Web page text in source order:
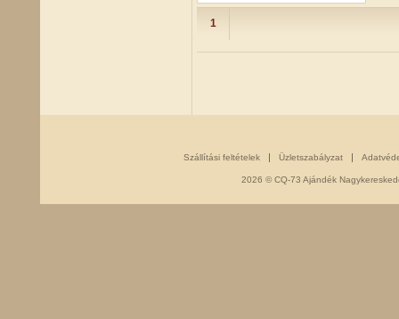
1
Szállítási feltételek Üzletszabályzat
2026 © CQ-73 Ajándék